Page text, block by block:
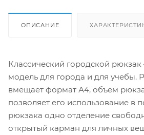
ОПИСАНИЕ
Классический городской рюкзак
модель для города и для учебы.
вмещает формат А4, объем
позволяет его использование в
рюкзака одно отделение
открытый карман для личных